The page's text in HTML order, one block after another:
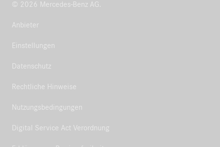
© 2026 Mercedes-Benz AG.
Anbieter
Einstellungen
Datenschutz
Rechtliche Hinweise
Nutzungsbedingungen
Digital Service Act Verordnung